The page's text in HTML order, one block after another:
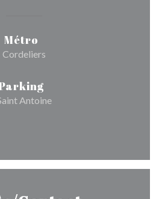
Métro
Cordeliers
Antoine